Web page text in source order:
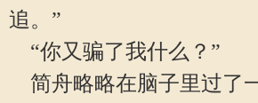
追。”
“你又骗了我什么？”
简舟略略在脑子里过了